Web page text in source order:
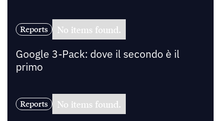
Reports No items found.
Google 3-Pack: dove il secondo è il
primo
Reports No items found.